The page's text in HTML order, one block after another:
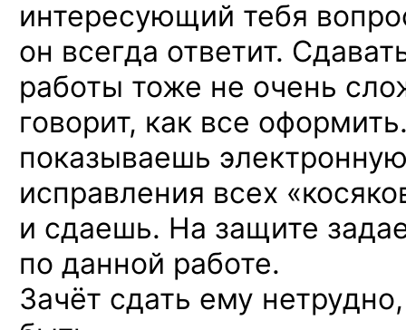
интересующий тебя
он всегда ответит.
работы тоже не очень
говорит, как все
показываешь
исправления всех
и сдаешь. На защите
по данной работе.
Зачёт сдать ему